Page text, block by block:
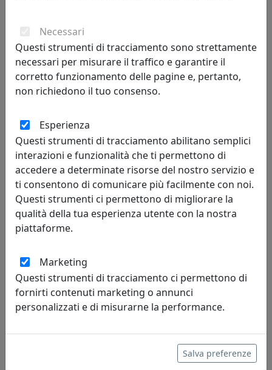
OROLOGIO DA TAVOLO MONOLITE, IN CRISTALLO, CODICE 29863
Ottaviani
121,00 €
Necessari
Questi strumenti di tracciamento sono strettamente
necessari per misurare il traffico e garantire il
corretto funzionamento delle pagine e, pertanto,
non richiedono il tuo consenso.
Esperienza
Questi strumenti di tracciamento abilitano semplici
interazioni e funzionalità che ti permettono di
accedere a determinate risorse del nostro servizio e
ti consentono di comunicare più facilmente con noi.
Questi strumenti ci permettono di migliorare la
qualità della tua esperienza utente con la nostra
piattaforme.
Marketing
Questi strumenti di tracciamento ci permettono di
fornirti contenuti marketing o annunci
personalizzati e di misurarne la performance.
Salva preferenze